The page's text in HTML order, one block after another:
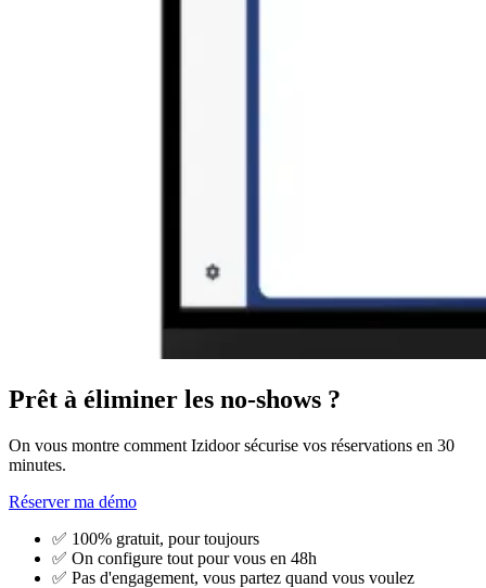
Prêt à éliminer les no-shows ?
On vous montre comment Izidoor sécurise vos réservations en 30
minutes.
Réserver ma démo
✅ 100% gratuit, pour toujours
✅ On configure tout pour vous en 48h
✅ Pas d'engagement, vous partez quand vous voulez